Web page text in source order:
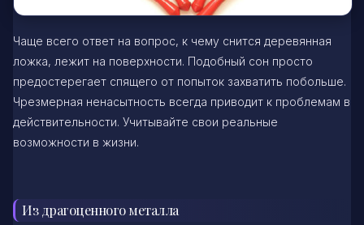
Чаще всего ответ на вопрос, к чему снится деревянная
ложка, лежит на поверхности. Подобный сон просто
предостерегает спящего от попыток захватить побольше.
Чрезмерная ненасытность всегда приводит к проблемам в
действительности. Учитывайте свои реальные
возможности в жизни.
Из драгоценного металла